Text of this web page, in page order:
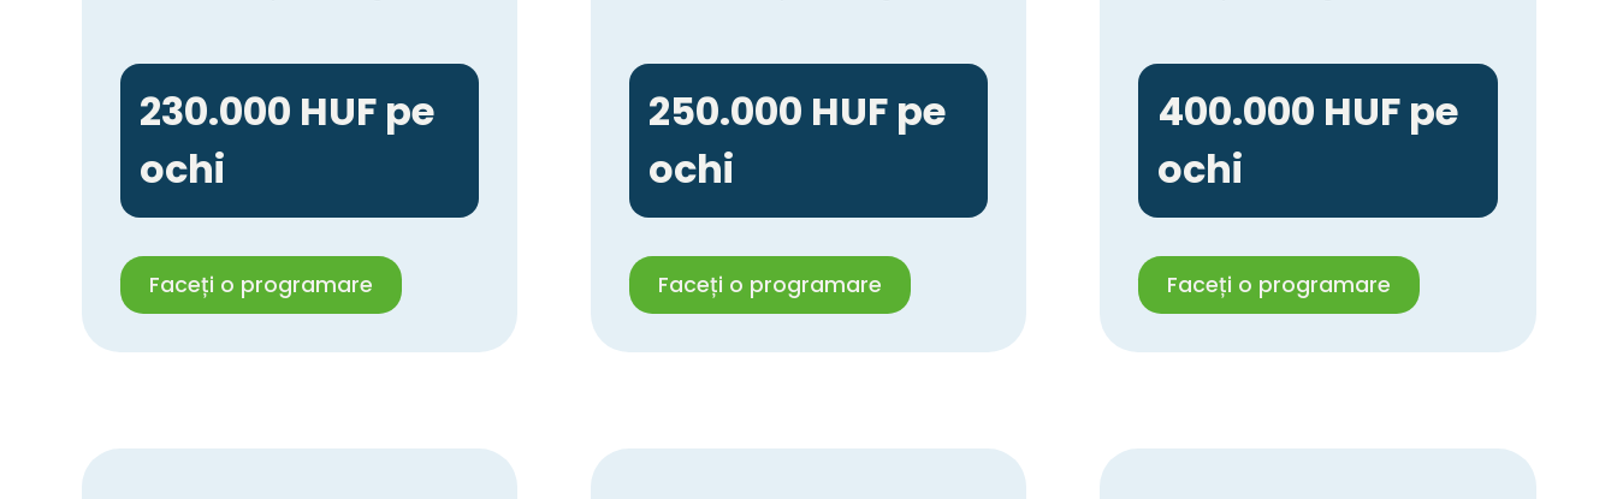
230.000 HUF pe
ochi
Faceți o programare
250.000 HUF pe
ochi
Faceți o programare
400.000 HUF pe
ochi
Faceți o programare